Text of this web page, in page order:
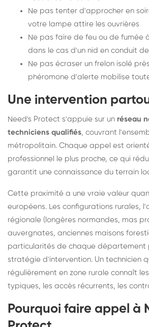
Ne pas tenter d'approcher en
votre lampe attire les ouvrières
Ne pas faire de feu ou de fumée
dans le cas d'un nid en conduit
Ne pas écraser un frelon isolé
phéromone d'alerte mobilise
Une intervention
Need's Protect s'appuie sur un réseau
techniciens qualifiés, couvrant
métropolitain. Chaque appel est
professionnel le plus proche, ce qui
garantit une connaissance du terrain
Cette proximité a une vraie valeur
européens. Les configurations rurales,
régionale (longères normandes, mas
auvergnates, anciennes maisons
particularités de chaque département
stratégie d'intervention. Un technicien
régulièrement en zone rurale connaît
typiques, les accès récurrents, les
Pourquoi faire appel à